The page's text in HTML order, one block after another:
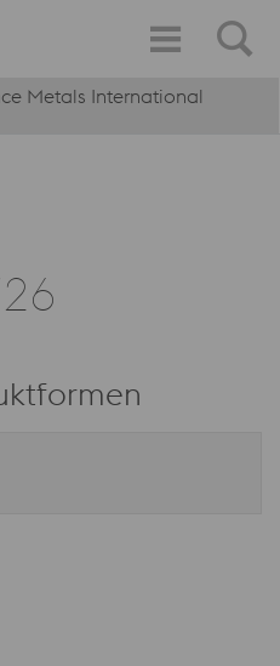
Metals International